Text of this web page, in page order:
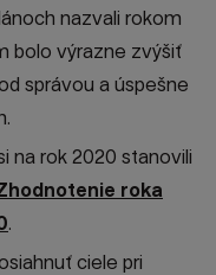
nazvali rokom
bolo výrazne zvýšiť
správou a úspešne
na rok 2020 stanovili
roka
.
ciele pri